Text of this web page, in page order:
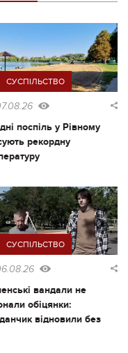
СУСПІЛЬСТВО
поспіль у Рівному
рекордну
СУСПІЛЬСТВО
вандали не
обіцянки:
відновили без